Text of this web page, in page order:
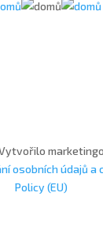
osobních údajů a
Policy (EU)